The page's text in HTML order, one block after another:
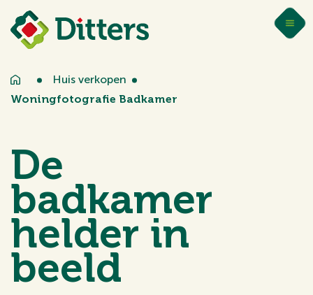
Huis verkopen
Woningfotografie Badkamer
De
badkamer
helder in
beeld